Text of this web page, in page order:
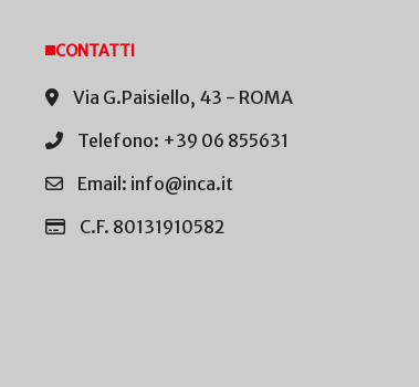
CONTATTI
Via G.Paisiello, 43 - ROMA
Telefono: +39 06 855631
Email: info@inca.it
C.F. 80131910582